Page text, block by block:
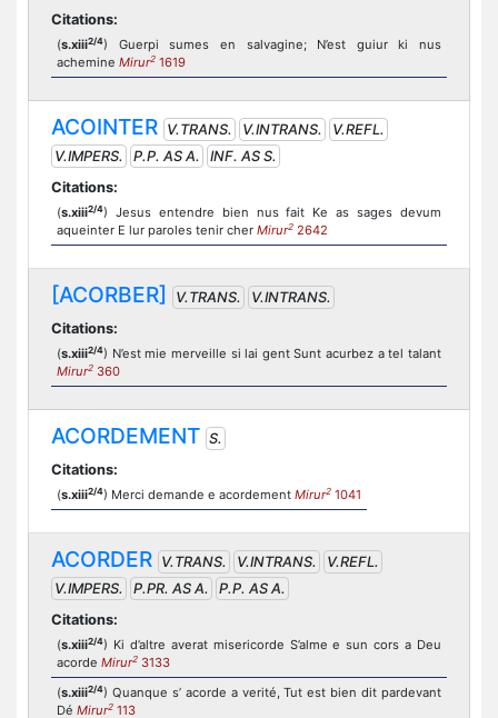
Citations:
(s.xiii2/4) Guerpi sumes en salvagine; N’est guiur ki nus
achemine Mirur2 1619
ACOINTER V.TRANS. V.INTRANS.
V.REFL.
V.IMPERS.
P.P. AS A.
INF. AS S.
Citations:
(s.xiii2/4) Jesus entendre bien nus fait Ke as sages devum
aqueinter E lur paroles tenir cher Mirur2 2642
[ACORBER] V.TRANS.
V.INTRANS.
Citations:
(s.xiii2/4) N’est mie merveille si lai gent Sunt acurbez a tel talant
Mirur2 360
ACORDEMENT S.
Citations:
(s.xiii2/4) Merci demande e acordement Mirur2 1041
ACORDER V.TRANS. V.INTRANS.
V.REFL.
V.IMPERS.
P.PR. AS A.
P.P. AS A.
Citations:
(s.xiii2/4) Ki d’altre averat misericorde S’alme e sun cors a Deu
acorde Mirur2 3133
(s.xiii2/4) Quanque s’ acorde a verité, Tut est bien dit pardevant
Dé Mirur2 113